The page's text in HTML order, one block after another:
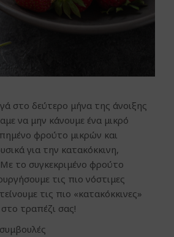
στο δεύτερο μήνα της άνοιξης
να μην κάνουμε ένα μικρό
φρούτο μικρών και
για την κατακόκκινη,
το συγκεκριμένο φρούτο
τις πιο νόστιμες
τις πιο «κατακόκκινες»
τραπέζι σας!